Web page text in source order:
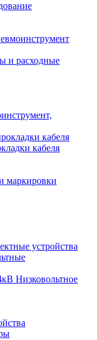
и расходные
кабеля
маркировки
устройства
Низковольтное